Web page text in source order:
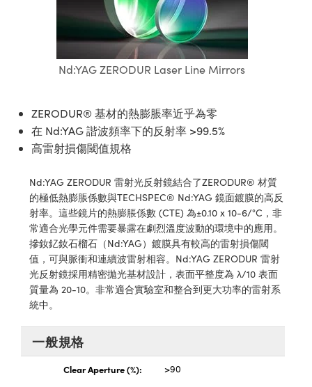
Components | SCHOTT 光
| 紅外線光學產品
| 雷射光學
Sputtering) Coated Optics |
濺鍍）鍍膜光學元件
Elements (DOE) | 繞射光
| 雷射顯微鏡
Isolators | 晶體和隔離器
| 雷射稜鏡
Systems| 體視顯微鏡系統
Filters | 顯微鏡濾光片
Targets | 顯微鏡標靶
Stage Micrometers | 刻劃板或
Mechanics | 顯微鏡用結構件
and Couplers | 中繼鏡或耦合鏡
Microscopes | 袖珍顯微鏡
Accessories | 成像鏡頭配件
Labs Cameras™ | Lucid Vision
| Pixelink 相機
and Optomechanics |
Interface Cameras | 高速接口相
| 模擬相機
Tools | 量測工具
Components | 主動光學元件
Production
Optical Company
Components
Labs™
and Detection
and Production | 清倉實驗室
and Detection
and Production | 重新認證實
Nd:YAG ZERODUR Laser Line Mirrors
ZERODUR® 基材的熱膨脹率近乎為零
在 Nd:YAG 諧波頻率下的反射率 >99.5%
高雷射損傷閾值規格
Nd:YAG ZERODUR 雷射光反射鏡結合了ZERODUR® 材質
的極低熱膨脹係數與TECHSPEC® Nd:YAG 鏡面鍍膜的高反
射率。這些鏡片的熱膨脹係數 (CTE) 為±0.10 x 10-6/°C，非
常適合光學元件需要暴露在劇烈溫度波動的環境中的應用。
摻釹釔釹石榴石（Nd:YAG）鍍膜具有較高的雷射損傷閾
值，可與脈衝和連續波雷射相容。Nd:YAG ZERODUR 雷射
光反射鏡採用精密拋光基材設計，表面平整度為 λ/10 表面
質量為 20-10。非常適合實驗室和整合到更大功率的雷射系
統中。
一般規格
Clear Aperture (%):
>90